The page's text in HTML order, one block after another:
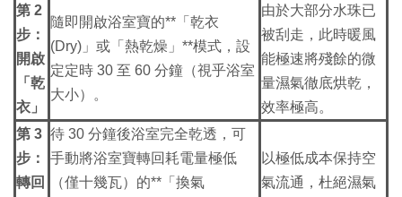
第 2
步：
開啟
「乾
衣」
隨即開啟浴室寶的**「乾衣
(Dry)」或「熱乾燥」**模式，設
定定時 30 至 60 分鐘（視乎浴室
大小）。
由於大部分水珠已
被刮走，此時暖風
能極速將殘餘的微
量濕氣徹底烘乾，
效率極高。
第 3
步：
轉回
待 30 分鐘後浴室完全乾透，可
手動將浴室寶轉回耗電量極低
（僅十幾瓦）的**「換氣
以極低成本保持空
氣流通，杜絕濕氣